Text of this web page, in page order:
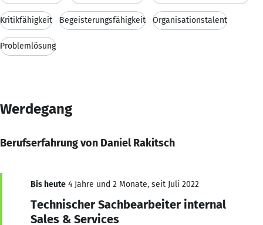
Kritikfähigkeit Begeisterungsfähigkeit Organisationstalent
Problemlösung
Werdegang
Berufserfahrung von Daniel Rakitsch
Bis heute 4 Jahre und 2 Monate, seit Juli 2022
Technischer Sachbearbeiter internal
Sales & Services